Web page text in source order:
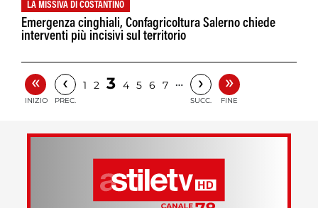
LA MISSIVA DI COSTANTINO
Emergenza cinghiali, Confagricoltura Salerno chiede
interventi più incisivi sul territorio
«
INIZIO
‹
PREC.
1 2 3 4 5 6 7 … ›
SUCC.
»
FINE